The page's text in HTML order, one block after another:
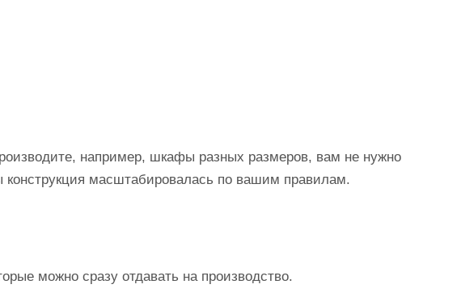
например, шкафы разных размеров, вам не нужно
масштабировалась по вашим правилам.
можно сразу отдавать на производство.